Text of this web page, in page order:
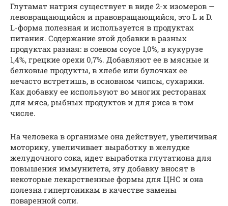
Глутамат натрия существует в виде 2-х изомеров —
левовращающийся и правовращающийся, это L и D.
L-форма полезная и используется в продуктах
питания. Содержание этой добавки в разных
продуктах разная: в соевом соусе 1,0%, в кукурузе
1,4%, грецкие орехи 0,7%. Добавляют ее в мясные и
белковые продукты, в хлебе или булочках ее
нечасто встретишь, в основном чипсы, сухарики.
Как добавку ее используют во многих ресторанах
для мяса, рыбных продуктов и для риса в том
числе.
На человека в организме она действует, увеличивая
моторику, увеличивает выработку в желудке
желудочного сока, идет выработка глутатиона для
повышения иммунитета, эту добавку вносят в
некоторые лекарственные формы для ЦНС и она
полезна гипертоникам в качестве замены
поваренной соли.